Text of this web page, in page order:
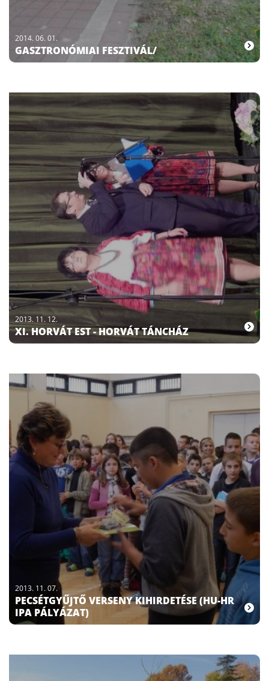
2014. 06. 01.
GASZTRONÓMIAI FESZTIVÁL/
2013. 11. 12.
XI. HORVÁT EST - HORVÁT TÁNCHÁZ
2013. 11. 07.
PECSÉTGYŰJTŐ VERSENY KIHIRDETÉSE (HU-HR
IPA PÁLYÁZAT)